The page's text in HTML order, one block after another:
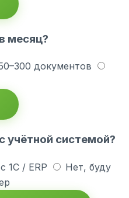
месяц?
документов
учётной системой?
1С / ERP
Нет, буду